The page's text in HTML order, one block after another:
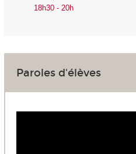
18h30 - 20h
Paroles d'élèves